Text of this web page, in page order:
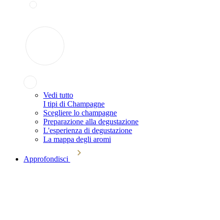
Vedi tutto
I tipi di Champagne
Scegliere lo champagne
Preparazione alla degustazione
L'esperienza di degustazione
La mappa degli aromi
Approfondisci